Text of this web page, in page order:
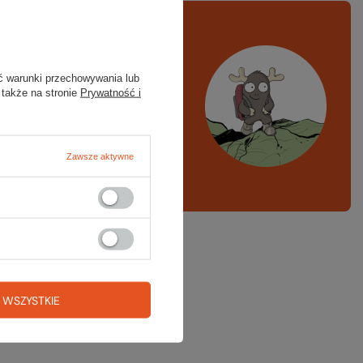
warunki przechowywania lub
na stronie Prywatność i
Zawsze aktywne